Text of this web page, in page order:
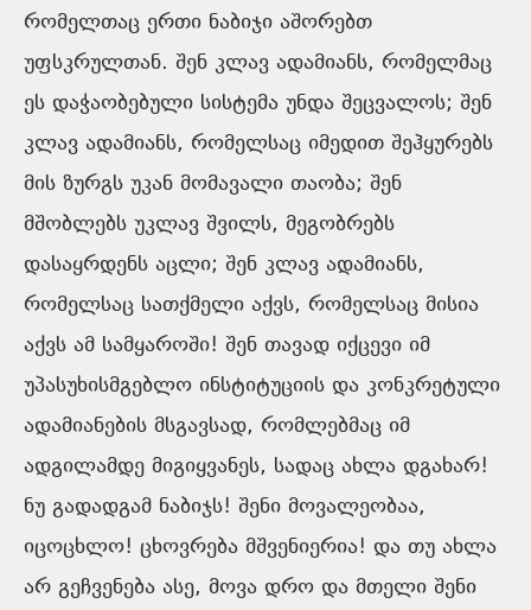
რომელთაც ერთი ნაბიჯი აშორებთ
უფსკრულთან. შენ კლავ ადამიანს, რომელმაც
ეს დაჭაობებული სისტემა უნდა შეცვალოს; შენ
კლავ ადამიანს, რომელსაც იმედით შეჰყურებს
მის ზურგს უკან მომავალი თაობა; შენ
მშობლებს უკლავ შვილს, მეგობრებს
დასაყრდენს აცლი; შენ კლავ ადამიანს,
რომელსაც სათქმელი აქვს, რომელსაც მისია
აქვს ამ სამყაროში! შენ თავად იქცევი იმ
უპასუხისმგებლო ინსტიტუციის და კონკრეტული
ადამიანების მსგავსად, რომლებმაც იმ
ადგილამდე მიგიყვანეს, სადაც ახლა დგახარ!
ნუ გადადგამ ნაბიჯს! შენი მოვალეობაა,
იცოცხლო! ცხოვრება მშვენიერია! და თუ ახლა
არ გეჩვენება ასე, მოვა დრო და მთელი შენი